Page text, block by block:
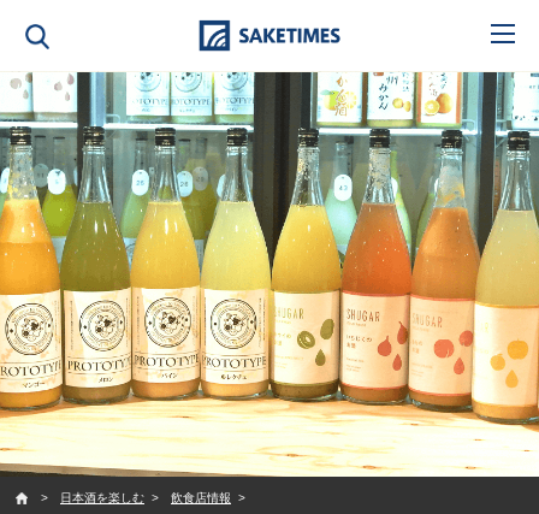
日本酒を楽しむ
飲食店情報